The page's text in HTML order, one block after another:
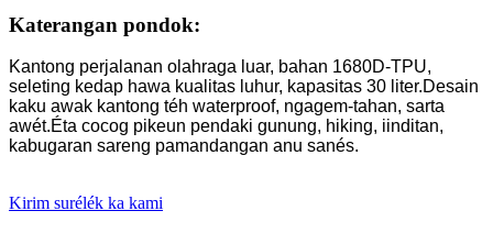
Katerangan pondok:
Kantong perjalanan olahraga luar, bahan 1680D-TPU,
seleting kedap hawa kualitas luhur, kapasitas 30 liter.Desain
kaku awak kantong téh waterproof, ngagem-tahan, sarta
awét.Éta cocog pikeun pendaki gunung, hiking, iinditan,
kabugaran sareng pamandangan anu sanés.
Kirim surélék ka kami